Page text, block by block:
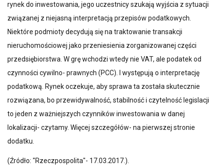
rynek do inwestowania, jego uczestnicy szukają wyjścia z sytuacji
związanej z niejasną interpretacją przepisów podatkowych.
Niektóre podmioty decydują się na traktowanie transakcji
nieruchomościowej jako przeniesienia zorganizowanej części
przedsiębiorstwa. W grę wchodzi wtedy nie VAT, ale podatek od
czynności cywilno- prawnych (PCC). I występują o interpretację
podatkową. Rynek oczekuje, aby sprawa ta została skutecznie
rozwiązana, bo przewidywalność, stabilność i czytelność legislacji
to jeden z ważniejszych czynników inwestowania w danej
lokalizacji- czytamy. Więcej szczegółów- na pierwszej stronie
dodatku.
(Źródło: "Rzeczpospolita"- 17.03.2017.).